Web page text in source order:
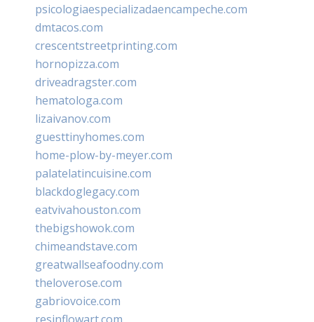
psicologiaespecializadaencampeche.com
dmtacos.com
crescentstreetprinting.com
hornopizza.com
driveadragster.com
hematologa.com
lizaivanov.com
guesttinyhomes.com
home-plow-by-meyer.com
palatelatincuisine.com
blackdoglegacy.com
eatvivahouston.com
thebigshowok.com
chimeandstave.com
greatwallseafoodny.com
theloverose.com
gabriovoice.com